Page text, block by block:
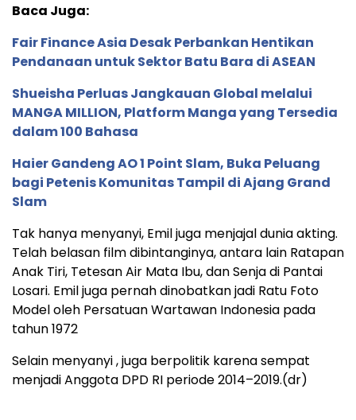
Baca Juga:
Fair Finance Asia Desak Perbankan Hentikan
Pendanaan untuk Sektor Batu Bara di ASEAN
Shueisha Perluas Jangkauan Global melalui
MANGA MILLION, Platform Manga yang Tersedia
dalam 100 Bahasa
Haier Gandeng AO 1 Point Slam, Buka Peluang
bagi Petenis Komunitas Tampil di Ajang Grand
Slam
Tak hanya menyanyi, Emil juga menjajal dunia akting.
Telah belasan film dibintanginya, antara lain Ratapan
Anak Tiri, Tetesan Air Mata Ibu, dan Senja di Pantai
Losari. Emil juga pernah dinobatkan jadi Ratu Foto
Model oleh Persatuan Wartawan Indonesia pada
tahun 1972
Selain menyanyi , juga berpolitik karena sempat
menjadi Anggota DPD RI periode 2014–2019.(dr)